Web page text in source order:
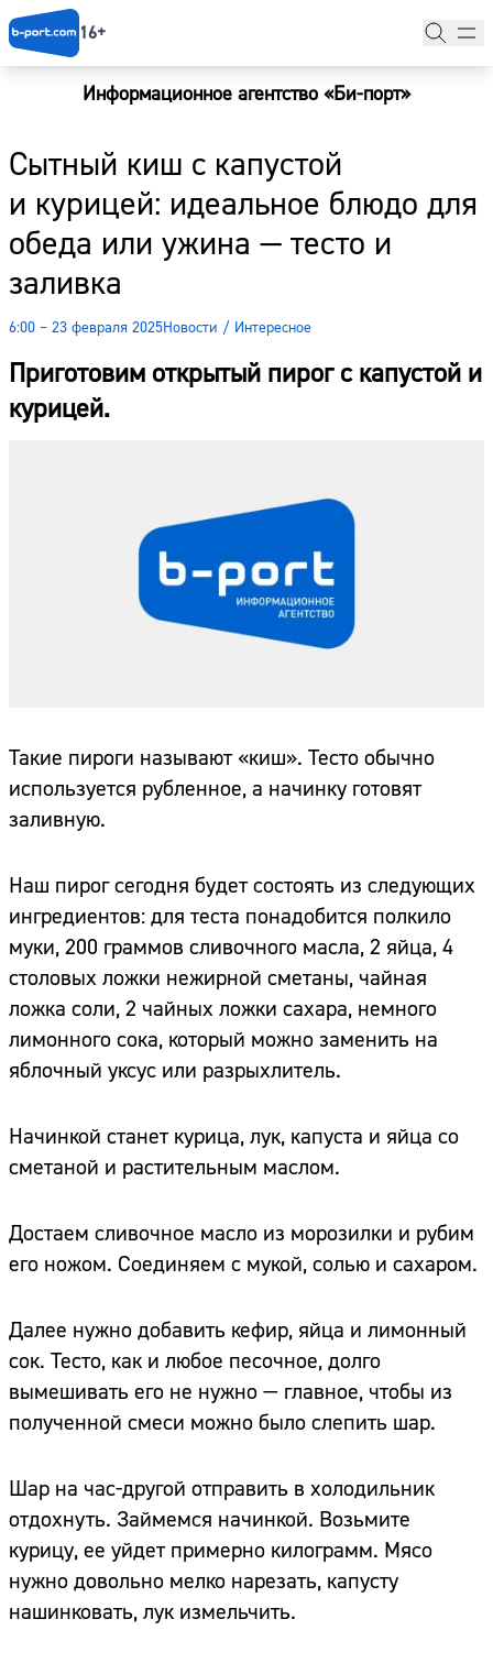
16+
Информационное агентство «Би-порт»
Сытный киш с капустой
и курицей: идеальное блюдо для
обеда или ужина — тесто и
заливка
6:00 – 23 февраля 2025Новости / Интересное
Приготовим открытый пирог с капустой и
курицей.
Такие пироги называют «киш». Тесто обычно
используется рубленное, а начинку готовят
заливную.
Наш пирог сегодня будет состоять из следующих
ингредиентов: для теста понадобится полкило
муки, 200 граммов сливочного масла, 2 яйца, 4
столовых ложки нежирной сметаны, чайная
ложка соли, 2 чайных ложки сахара, немного
лимонного сока, который можно заменить на
яблочный уксус или разрыхлитель.
Начинкой станет курица, лук, капуста и яйца со
сметаной и растительным маслом.
Достаем сливочное масло из морозилки и рубим
его ножом. Соединяем с мукой, солью и сахаром.
Далее нужно добавить кефир, яйца и лимонный
сок. Тесто, как и любое песочное, долго
вымешивать его не нужно — главное, чтобы из
полученной смеси можно было слепить шар.
Шар на час-другой отправить в холодильник
отдохнуть. Займемся начинкой. Возьмите
курицу, ее уйдет примерно килограмм. Мясо
нужно довольно мелко нарезать, капусту
нашинковать, лук измельчить.
Новости
Наши гости
Фоторепортажи
Погода
Курсы валют